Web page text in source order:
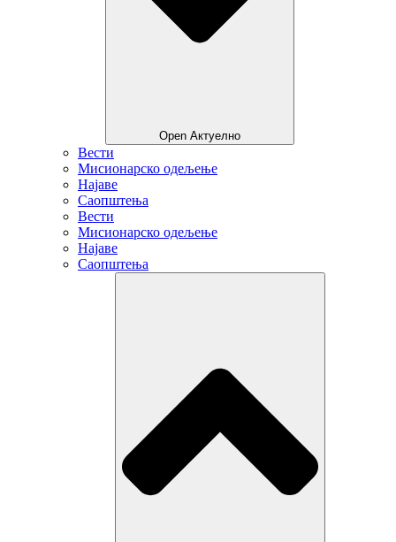
Open Актуелно
Вести
Мисионарско одељење
Најаве
Саопштења
Вести
Мисионарско одељење
Најаве
Саопштења